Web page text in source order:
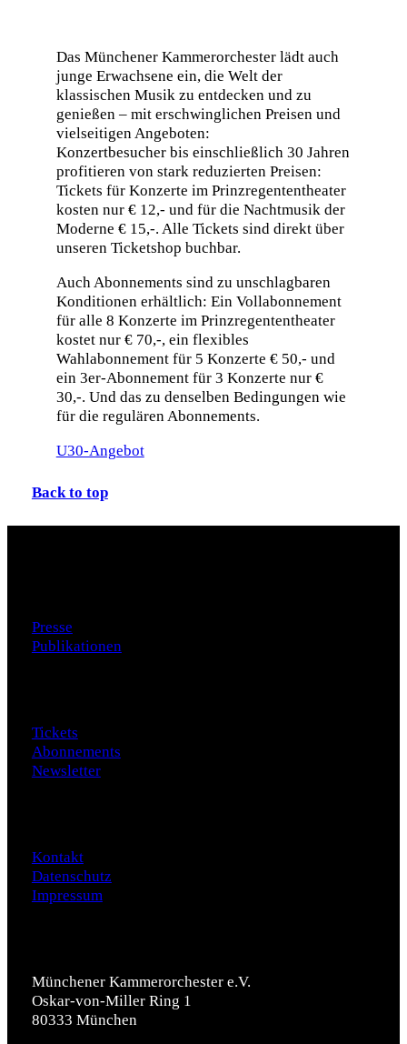
Das Münchener Kammerorchester lädt auch
junge Erwachsene ein, die Welt der
klassischen Musik zu entdecken und zu
genießen – mit erschwinglichen Preisen und
vielseitigen Angeboten:
Konzertbesucher bis einschließlich 30 Jahren
profitieren von stark reduzierten Preisen:
Tickets für Konzerte im Prinzregententheater
kosten nur € 12,- und für die Nachtmusik der
Moderne € 15,-. Alle Tickets sind direkt über
unseren Ticketshop buchbar.
Auch Abonnements sind zu unschlagbaren
Konditionen erhältlich: Ein Vollabonnement
für alle 8 Konzerte im Prinzregententheater
kostet nur € 70,-, ein flexibles
Wahlabonnement für 5 Konzerte € 50,- und
ein 3er-Abonnement für 3 Konzerte nur €
30,-. Und das zu denselben Bedingungen wie
für die regulären Abonnements.
U30-Angebot
Back to top
Presse
Publikationen
Tickets
Abonnements
Newsletter
Kontakt
Datenschutz
Impressum
Münchener Kammerorchester e.V.
Oskar-von-Miller Ring 1
80333 München